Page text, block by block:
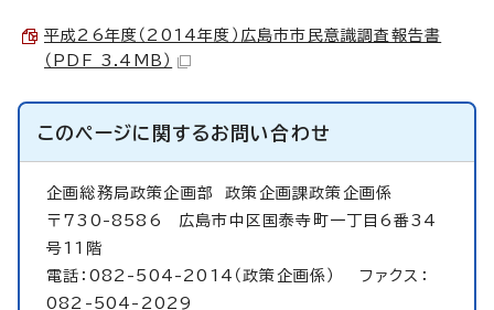
平成26年度（2014年度）広島市市民意識調査報告書
（PDF 3.4MB）
このページに関するお問い合わせ
企画総務局政策企画部政策企画課政策企画係
〒730-8586 広島市中区国泰寺町一丁目6番34
号11階
電話：082-504-2014（政策企画係） ファクス：
082-504-2029